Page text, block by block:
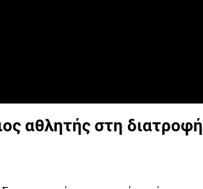
αθλητής στη διατροφή